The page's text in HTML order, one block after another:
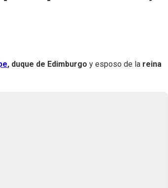
, duque de Edimburgo y esposo de la reina